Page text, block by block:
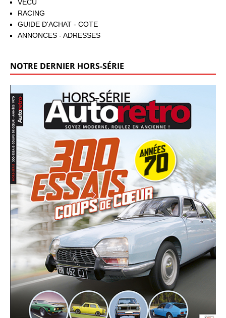
VÉCU
RACING
GUIDE D'ACHAT - COTE
ANNONCES - ADRESSES
NOTRE DERNIER HORS-SÉRIE